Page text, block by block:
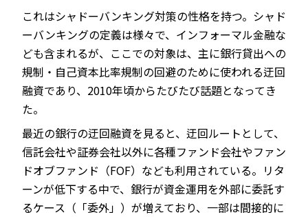
これはシャドーバンキング対策の性格を持つ。シャド
ーバンキングの定義は様々で、インフォーマル金融な
ども含まれるが、ここでの対象は、主に銀行貸出への
規制・自己資本比率規制の回避のために使われる迂回
融資であり、2010年頃からたびたび話題となってき
た。
最近の銀行の迂回融資を見ると、迂回ルートとして、
信託会社や証券会社以外に各種ファンド会社やファン
ドオブファンド（FOF）なども利用されている。リタ
ーンが低下する中で、銀行が資金運用を外部に委託す
るケース（「委外」）が増えており、一部は間接的に